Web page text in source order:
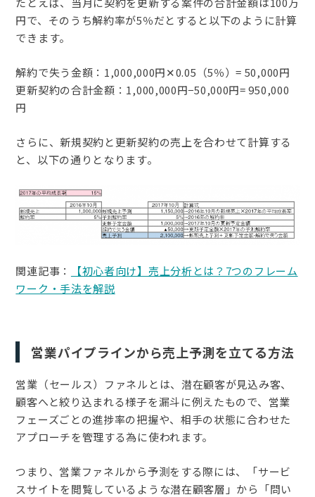
円で、そのうち解約率が5％だとすると以下のように計算
できます。
解約で失う金額：1,000,000円✕0.05（5％）= 50,000円
更新契約の合計金額：1,000,000円−50,000円= 950,000
円
さらに、新規契約と更新契約の売上を合わせて計算する
と、以下の通りとなります。
関連記事：
【初心者向け】売上分析とは？7つのフレーム
ワーク・手法を解説
営業パイプラインから売上予測を立てる方法
営業（セールス）ファネルとは、潜在顧客が見込み客、
顧客へと絞り込まれる様子を漏斗に例えたもので、営業
フェーズごとの進捗率の把握や、相手の状態に合わせた
アプローチを管理する為に使われます。
つまり、営業ファネルから予測をする際には、「サービ
スサイトを閲覧しているような潜在顧客層」から「問い